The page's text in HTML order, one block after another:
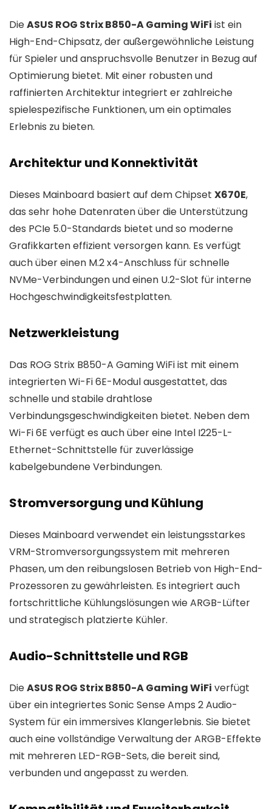
DieASUS ROG Strix B850-A Gaming WiFi ist ein
High-End-Chipsatz, der außergewöhnliche Leistung
für Spieler und anspruchsvolle Benutzer in Bezug auf
Optimierung bietet. Mit einer robusten und
raffinierten Architektur integriert er zahlreiche
spielespezifische Funktionen, um ein optimales
Erlebnis zu bieten.
Architektur und Konnektivität
Dieses Mainboard basiert auf dem Chipset X670E,
das sehr hohe Datenraten über die Unterstützung
des PCIe 5.0-Standards bietet und so moderne
Grafikkarten effizient versorgen kann. Es verfügt
auch über einen M.2 x4-Anschluss für schnelle
NVMe-Verbindungen und einen U.2-Slot für interne
Hochgeschwindigkeitsfestplatten.
Netzwerkleistung
Das ROG Strix B850-A Gaming WiFi ist mit einem
integrierten Wi-Fi 6E-Modul ausgestattet, das
schnelle und stabile drahtlose
Verbindungsgeschwindigkeiten bietet. Neben dem
Wi-Fi 6E verfügt es auch über eine Intel I225-L-
Ethernet-Schnittstelle für zuverlässige
kabelgebundene Verbindungen.
Stromversorgung und Kühlung
Dieses Mainboard verwendet ein leistungsstarkes
VRM-Stromversorgungssystem mit mehreren
Phasen, um den reibungslosen Betrieb von High-End-
Prozessoren zu gewährleisten. Es integriert auch
fortschrittliche Kühlungslösungen wie ARGB-Lüfter
und strategisch platzierte Kühler.
Audio-Schnittstelle und RGB
DieASUS ROG Strix B850-A Gaming WiFi verfügt
über ein integriertes Sonic Sense Amps 2 Audio-
System für ein immersives Klangerlebnis. Sie bietet
auch eine vollständige Verwaltung der ARGB-Effekte
mit mehreren LED-RGB-Sets, die bereit sind,
verbunden und angepasst zu werden.